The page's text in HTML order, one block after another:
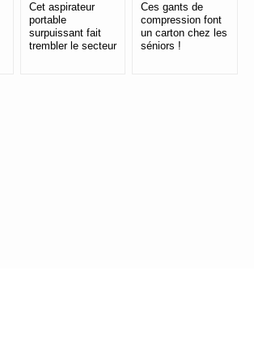
Cet aspirateur
portable
surpuissant fait
trembler le secteur
Ces gants de
compression font
un carton chez les
séniors !